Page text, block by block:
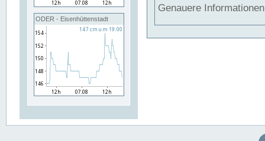
ODER - Eisenhüttenstadt
Genauere